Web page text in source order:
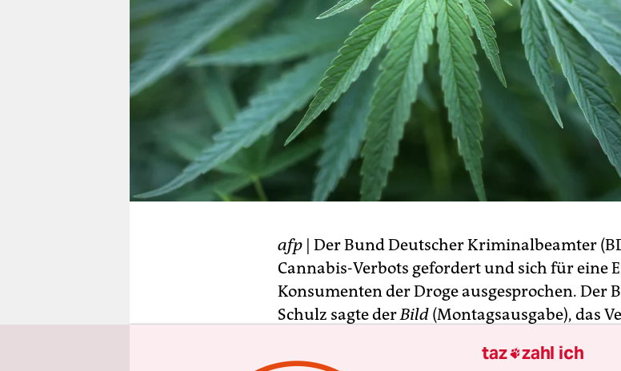
veranstaltungen
shop
fragen & hilfe
unterstützen
abo
afp | Der Bund Deutscher Kriminalbeamter
Cannabis-Verbots gefordert und sich für
Konsumenten der Droge ausgesprochen. Der
Schulz sagte derBild (Montagsausgabe), das
intelligent noch zielführend“. Es habe in der
taz zahl ich